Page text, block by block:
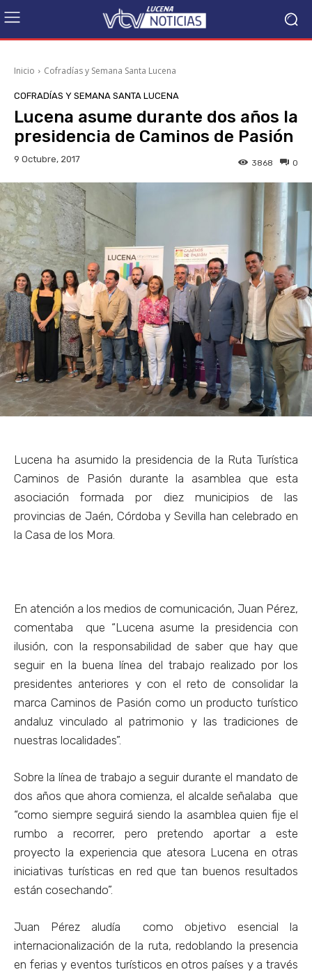
Inicio Cofradías y Semana Santa Lucena
COFRADÍAS Y SEMANA SANTA LUCENA
Lucena asume durante dos años la
presidencia de Caminos de Pasión
9 Octubre, 2017 0
3868
Lucena ha asumido la presidencia de la Ruta Turística
Caminos de Pasión durante la asamblea que esta
asociación formada por diez municipios de las
provincias de Jaén, Córdoba y Sevilla han celebrado en
la Casa de los Mora.
En atención a los medios de comunicación, Juan Pérez,
comentaba que “Lucena asume la presidencia con
ilusión, con la responsabilidad de saber que hay que
seguir en la buena línea del trabajo realizado por los
presidentes anteriores y con el reto de consolidar la
marca Caminos de Pasión como un producto turístico
andaluz vinculado al patrimonio y las tradiciones de
nuestras localidades”.
Sobre la línea de trabajo a seguir durante el mandato de
dos años que ahora comienza, el alcalde señalaba que
“como siempre seguirá siendo la asamblea quien fije el
rumbo a recorrer, pero pretendo aportar a este
proyecto la experiencia que atesora Lucena en otras
iniciativas turísticas en red que tan buenos resultados
están cosechando”.
Juan Pérez aludía como objetivo esencial la
internacionalización de la ruta, redoblando la presencia
en ferias y eventos turísticos en otros países y a través